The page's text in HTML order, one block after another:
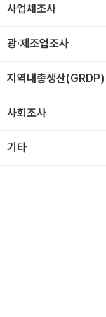
사업체조사
광·제조업조사
지역내총생산(GRDP)
사회조사
기타